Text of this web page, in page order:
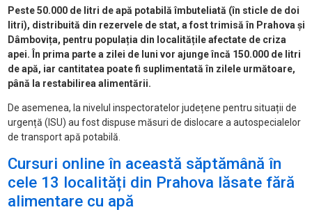
Peste 50.000 de litri de apă potabilă îmbuteliată (în sticle de doi
litri), distribuită din rezervele de stat, a fost trimisă în Prahova și
Dâmbovița, pentru populația din localitățile afectate de criza
apei. În prima parte a zilei de luni vor ajunge încă 150.000 de litri
de apă, iar cantitatea poate fi suplimentată în zilele următoare,
până la restabilirea alimentării.
De asemenea, la nivelul inspectoratelor județene pentru situații de
urgență (ISU) au fost dispuse măsuri de dislocare a autospecialelor
de transport apă potabilă.
Cursuri online în această săptămână în
cele 13 localități din Prahova lăsate fără
alimentare cu apă